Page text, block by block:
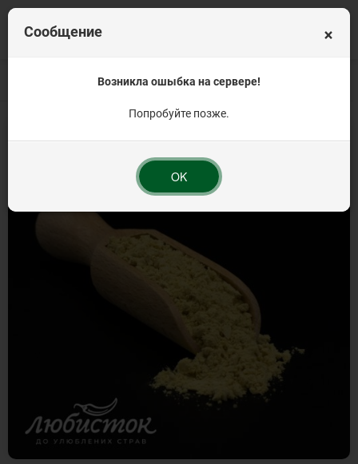
Весовая продукция Травы и смеси трав Порошок горчичный
×
Сообщение
Возникла ошыбка на сервере!
Попробуйте позже.
OK